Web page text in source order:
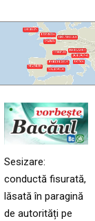
Sesizare:
conductă fisurată,
lăsată în paragină
de autorități pe